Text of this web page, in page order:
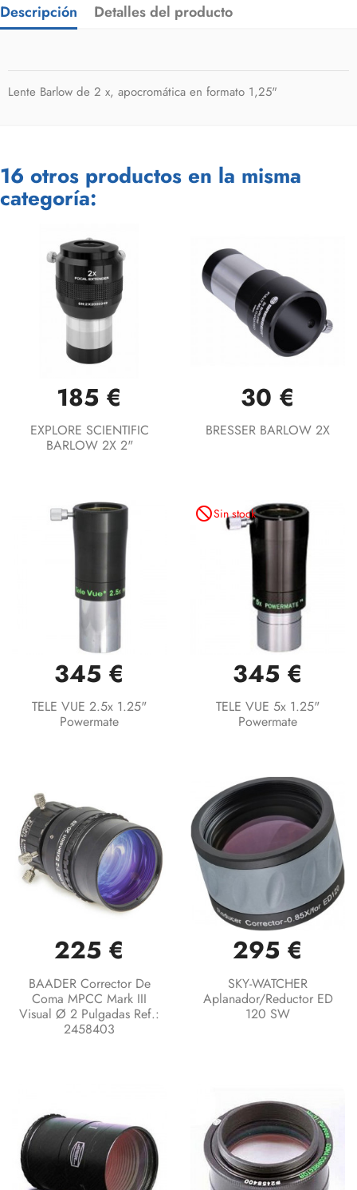
Descripción Detalles del producto
Lente Barlow de 2 x, apocromática en formato 1,25"
16 otros productos en la misma
categoría:
185 €
EXPLORE SCIENTIFIC
BARLOW 2X 2"
30 €
BRESSER BARLOW 2X
345 €
TELE VUE 2.5x 1.25"
Powermate
not_interestedSin stock
345 €
TELE VUE 5x 1.25"
Powermate
225 €
BAADER Corrector De
Coma MPCC Mark III
Visual Ø 2 Pulgadas Ref.:
2458403
295 €
SKY-WATCHER
Aplanador/reductor ED
120 SW